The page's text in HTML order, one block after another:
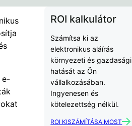
e-
ROI kalkulátor
Számítsa ki az
elektronikus aláírás
környezeti és gazdasági
hatását az Ön
vállalkozásában.
Ingyenesen és
kötelezettség nélkül.
ROI KISZÁMÍTÁSA MOST